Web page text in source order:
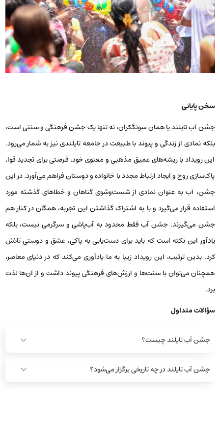
سخن پایانی
جشن آب تایلند یا همان سونگکران، نه تنها یک جشن فرهنگی و سنتی است،
بلکه نمادی از زندگی و پیوند با طبیعت در جامعه تایلندی نیز به شمار می‌رود.
این رویداد با ریشه‌های عمیق مذهبی و معنوی خود، فرصتی برای تجدید قوا،
پاک‌سازی روح و ایجاد ارتباط مجدد با خانواده و دوستان فراهم می‌آورد. در این
جشن، آب به عنوان نمادی از شست‌وشوی گناهان و خطاهای گذشته مورد
استفاده قرار می‌گیرد و با به اشتراک گذاشتن این تجربه، همگان در کنار هم
جشن می‌گیرند. جشن آب فقط محدود به آب‌پاشی و سرگرمی نیست، بلکه
یادآور این نکته است که باید برای دست‌یابی به پاکی، عشق و دوستی تلاش
کرد. بدین ترتیب، این رویداد زیبا به ما یادآوری می‌کند که در دنیای معاصر،
همچنان می‌توان با سنت‌ها و ارزش‌های فرهنگی پیوند داشت و از آن‌ها لذت
برد.
سؤالات متداول
جشن آب تایلند چیست؟
جشن آب تایلند در چه تاریخی برگزار می‌شود؟